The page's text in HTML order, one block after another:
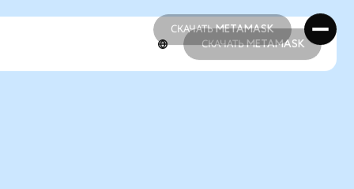
СКАЧАТЬ METAMASK
СКАЧАТЬ METAMASK
СКАЧАТЬ METAMASK